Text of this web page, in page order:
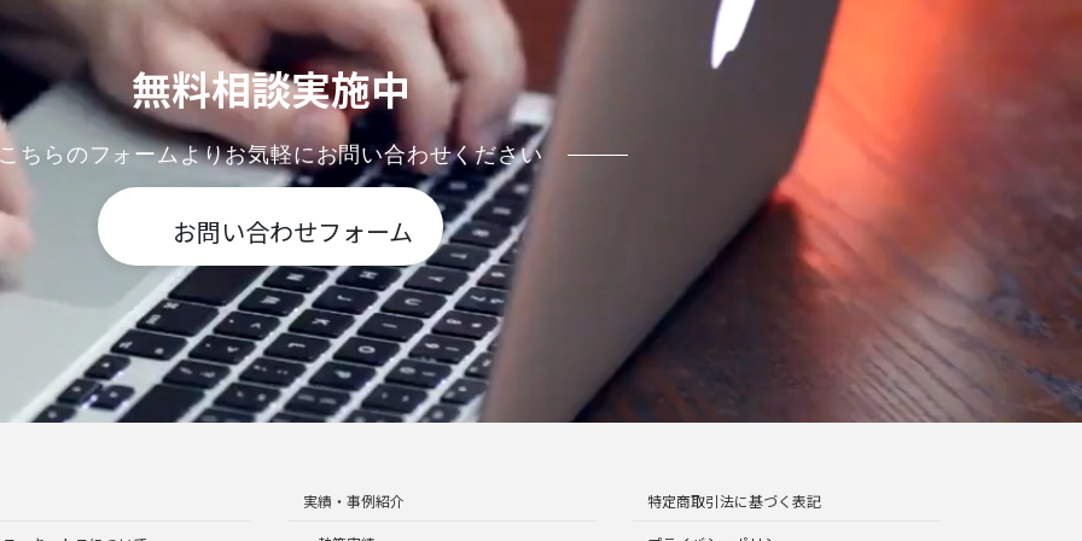
無料相談実施中
ちらのフォームよりお気軽にお問い合わせください
お問い合わせフォーム
実績・事例紹介 特定商取引法に基づく表記